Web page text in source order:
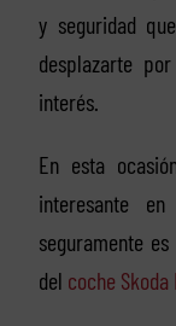
y seguridad
desplazarte
interés.
En esta
interesante
seguramente
del coche Skoda